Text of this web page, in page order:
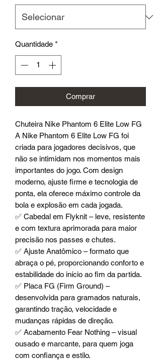
Quantidade *
Comprar
Chuteira Nike Phantom 6 Elite Low FG
A Nike Phantom 6 Elite Low FG foi
criada para jogadores decisivos, que
não se intimidam nos momentos mais
importantes do jogo. Com design
moderno, ajuste firme e tecnologia de
ponta, ela oferece máximo controle da
bola e explosão em cada jogada.
✅ Cabedal em Flyknit – leve, resistente
e com textura aprimorada para maior
precisão nos passes e chutes.
✅ Ajuste Anatômico – formato que
abraça o pé, proporcionando conforto e
estabilidade do início ao fim da partida.
✅ Placa FG (Firm Ground) –
desenvolvida para gramados naturais,
garantindo tração, velocidade e
mudanças rápidas de direção.
✅ Acabamento Fear Nothing – visual
ousado e marcante, para quem joga
com confiança e estilo.